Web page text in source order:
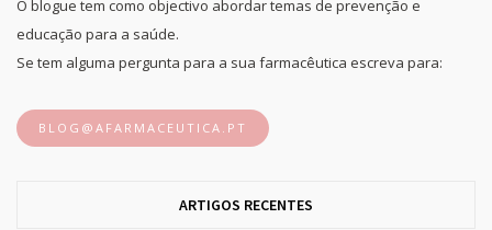
O blogue tem como objectivo abordar temas de prevenção e
educação para a saúde.
Se tem alguma pergunta para a sua farmacêutica escreva para:
BLOG@AFARMACEUTICA.PT
ARTIGOS RECENTES